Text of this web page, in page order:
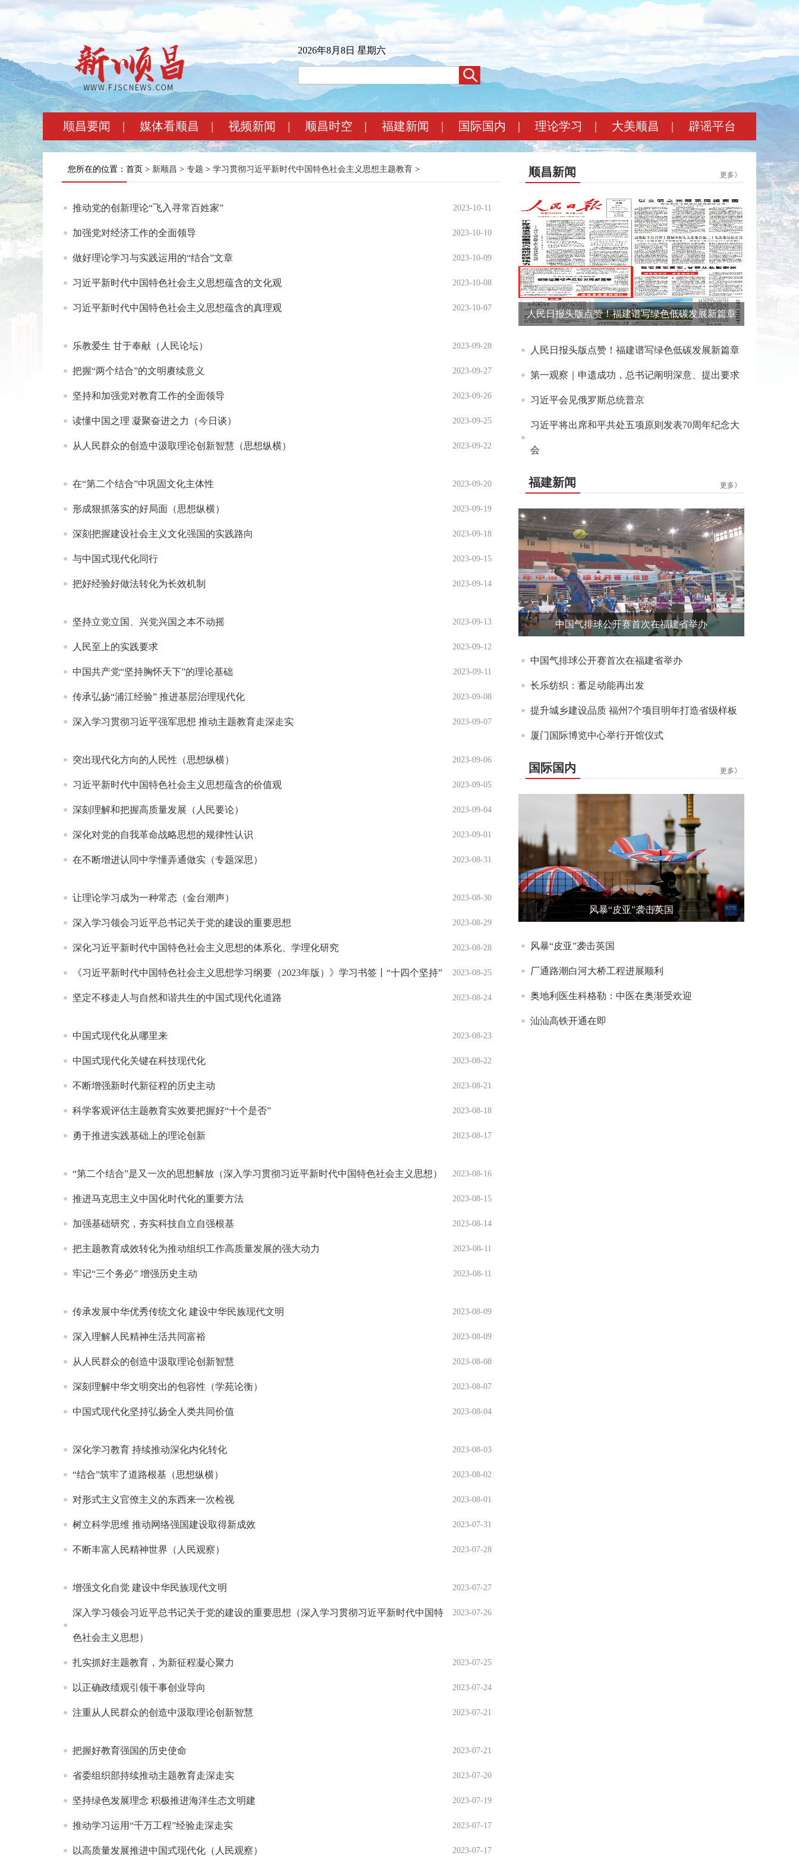
2026年8月8日 星期六
顺昌要闻 | 媒体看顺昌 | 视频新闻 | 顺昌时空 | 福建新闻 | 国际国内 | 理论学习 | 大美顺昌 | 辟谣平台
您所在的位置：首页 > 新顺昌 > 专题 > 学习贯彻习近平新时代中国特色社会主义思想主题教育 >
2023-10-11
推动党的创新理论“飞入寻常百姓家”
2023-10-10
加强党对经济工作的全面领导
2023-10-09
做好理论学习与实践运用的“结合”文章
2023-10-08
习近平新时代中国特色社会主义思想蕴含的文化观
2023-10-07
习近平新时代中国特色社会主义思想蕴含的真理观
2023-09-28
乐教爱生 甘于奉献（人民论坛）
2023-09-27
把握“两个结合”的文明赓续意义
2023-09-26
坚持和加强党对教育工作的全面领导
2023-09-25
读懂中国之理 凝聚奋进之力（今日谈）
2023-09-22
从人民群众的创造中汲取理论创新智慧（思想纵横）
2023-09-20
在“第二个结合”中巩固文化主体性
2023-09-19
形成狠抓落实的好局面（思想纵横）
2023-09-18
深刻把握建设社会主义文化强国的实践路向
2023-09-15
与中国式现代化同行
2023-09-14
把好经验好做法转化为长效机制
2023-09-13
坚持立党立国、兴党兴国之本不动摇
2023-09-12
人民至上的实践要求
2023-09-11
中国共产党“坚持胸怀天下”的理论基础
2023-09-08
传承弘扬“浦江经验” 推进基层治理现代化
2023-09-07
深入学习贯彻习近平强军思想 推动主题教育走深走实
2023-09-06
突出现代化方向的人民性（思想纵横）
2023-09-05
习近平新时代中国特色社会主义思想蕴含的价值观
2023-09-04
深刻理解和把握高质量发展（人民要论）
2023-09-01
深化对党的自我革命战略思想的规律性认识
2023-08-31
在不断增进认同中学懂弄通做实（专题深思）
2023-08-30
让理论学习成为一种常态（金台潮声）
2023-08-29
深入学习领会习近平总书记关于党的建设的重要思想
2023-08-28
深化习近平新时代中国特色社会主义思想的体系化、学理化研究
2023-08-25
《习近平新时代中国特色社会主义思想学习纲要（2023年版）》学习书签丨“十四个坚持”
2023-08-24
坚定不移走人与自然和谐共生的中国式现代化道路
2023-08-23
中国式现代化从哪里来
2023-08-22
中国式现代化关键在科技现代化
2023-08-21
不断增强新时代新征程的历史主动
2023-08-18
科学客观评估主题教育实效要把握好“十个是否”
2023-08-17
勇于推进实践基础上的理论创新
2023-08-16
“第二个结合”是又一次的思想解放（深入学习贯彻习近平新时代中国特色社会主义思想）
2023-08-15
推进马克思主义中国化时代化的重要方法
2023-08-14
加强基础研究，夯实科技自立自强根基
2023-08-11
把主题教育成效转化为推动组织工作高质量发展的强大动力
2023-08-11
牢记“三个务必” 增强历史主动
2023-08-09
传承发展中华优秀传统文化 建设中华民族现代文明
2023-08-09
深入理解人民精神生活共同富裕
2023-08-08
从人民群众的创造中汲取理论创新智慧
2023-08-07
深刻理解中华文明突出的包容性（学苑论衡）
2023-08-04
中国式现代化坚持弘扬全人类共同价值
2023-08-03
深化学习教育 持续推动深化内化转化
2023-08-02
“结合”筑牢了道路根基（思想纵横）
2023-08-01
对形式主义官僚主义的东西来一次检视
2023-07-31
树立科学思维 推动网络强国建设取得新成效
2023-07-28
不断丰富人民精神世界（人民观察）
2023-07-27
增强文化自觉 建设中华民族现代文明
2023-07-26
深入学习领会习近平总书记关于党的建设的重要思想（深入学习贯彻习近平新时代中国特
色社会主义思想）
2023-07-25
扎实抓好主题教育，为新征程凝心聚力
2023-07-24
以正确政绩观引领干事创业导向
2023-07-21
注重从人民群众的创造中汲取理论创新智慧
2023-07-21
把握好教育强国的历史使命
2023-07-20
省委组织部持续推动主题教育走深走实
2023-07-19
坚持绿色发展理念 积极推进海洋生态文明建
2023-07-17
推动学习运用“千万工程”经验走深走实
2023-07-17
以高质量发展推进中国式现代化（人民观察）
更多》
顺昌新闻
人民日报头版点赞！福建谱写绿色低碳发展新篇章
人民日报头版点赞！福建谱写绿色低碳发展新篇章
第一观察｜申遗成功，总书记阐明深意、提出要求
习近平会见俄罗斯总统普京
习近平将出席和平共处五项原则发表70周年纪念大
会
更多》
福建新闻
中国气排球公开赛首次在福建省举办
中国气排球公开赛首次在福建省举办
长乐纺织：蓄足动能再出发
提升城乡建设品质 福州7个项目明年打造省级样板
厦门国际博览中心举行开馆仪式
更多》
国际国内
风暴“皮亚”袭击英国
风暴“皮亚”袭击英国
厂通路潮白河大桥工程进展顺利
奥地利医生科格勒：中医在奥渐受欢迎
汕汕高铁开通在即